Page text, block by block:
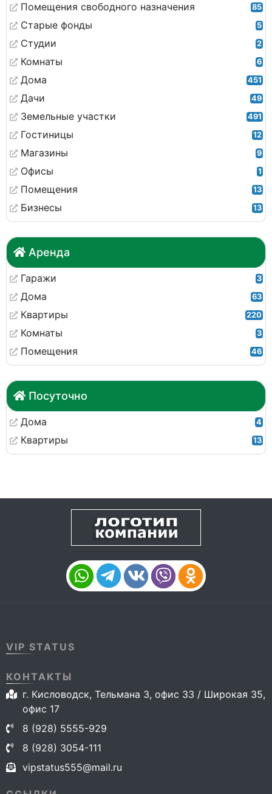
Помещения свободного назначения 85
Старые фонды 5
Студии 2
Комнаты 6
Дома 451
Дачи 49
Земельные участки 491
Гостиницы 12
Магазины 9
Офисы 1
Помещения 13
Бизнесы 13
Аренда
Гаражи 3
Дома 63
Квартиры 220
Комнаты 3
Помещения 46
Посуточно
Дома 4
Квартиры 13
VIP STATUS
КОНТАКТЫ
г. Кисловодск, Тельмана 3, офис 33 / Широкая 35,
офис 17
8 (928) 5555-929
8 (928) 3054-111
vipstatus555@mail.ru